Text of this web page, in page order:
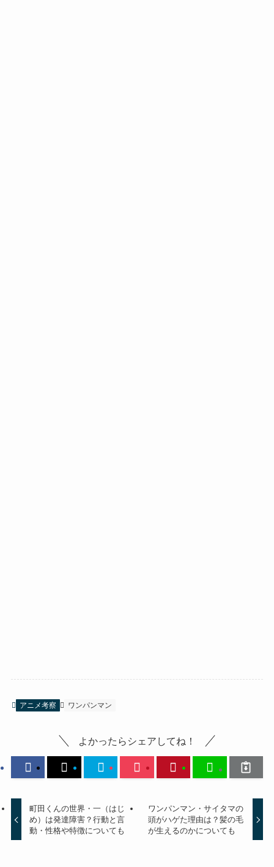
アニメ考察 ワンパンマン
よかったらシェアしてね！
町田くんの世界・一（はじ
め）は発達障害？行動と言
動・性格や特徴についても
ワンパンマン・サイタマの
頭がハゲた理由は？髪の毛
が生えるのかについても